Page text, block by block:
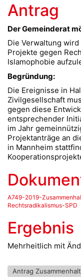
Antrag
Der Gemeinderat
Die Verwaltung
Projekte gegen
Islamophobie
Begründung:
Die Ereignisse in
Zivilgesellschaft
gegen diese
entsprechender
im Jahr
Projektanträge an
in Mannheim
A749-2019-
Rechtsradikalismus-SPD
Ergebnis
Mehrheitlich mit
Antrag